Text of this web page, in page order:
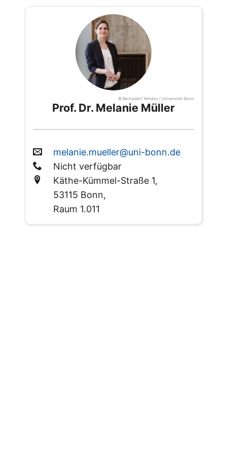
© Bernadett Yehdou / Universität Bonn
Prof. Dr. Melanie Müller
melanie.mueller@uni-bonn.de
Nicht verfügbar
Käthe-Kümmel-Straße 1,
53115 Bonn,
Raum 1.011